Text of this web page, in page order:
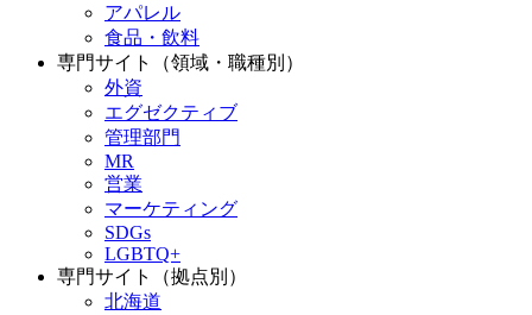
アパレル
食品・飲料
専門サイト（領域・職種別）
外資
エグゼクティブ
管理部門
MR
営業
マーケティング
SDGs
LGBTQ+
専門サイト（拠点別）
北海道